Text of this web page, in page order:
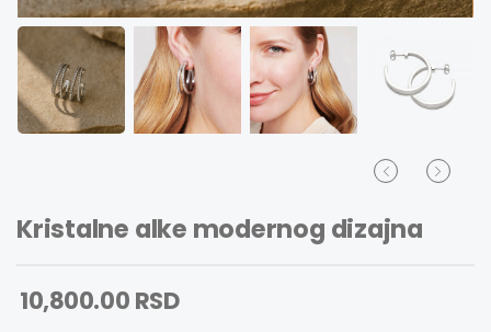
Kristalne alke modernog dizajna
10,800.00 RSD